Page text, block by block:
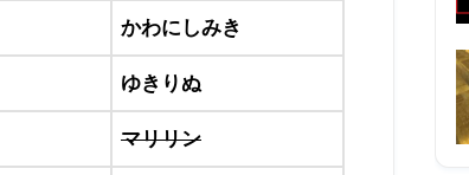
かわにしみき
ゆきりぬ
マリリン